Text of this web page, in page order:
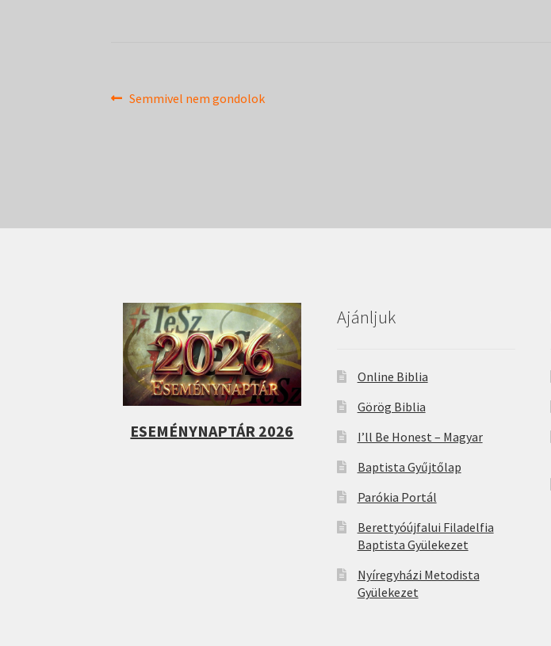
Bejegyzés
Previous
Semmivel nem gondolok
ESEMÉNYNAPTÁR 2026
Ajánljuk
Online Biblia
Görög Biblia
I’ll Be Honest – Magyar
Baptista Gyűjtőlap
Parókia Portál
Berettyóújfalui Filadelfia
Baptista Gyülekezet
Nyíregyházi Metodista
Gyülekezet